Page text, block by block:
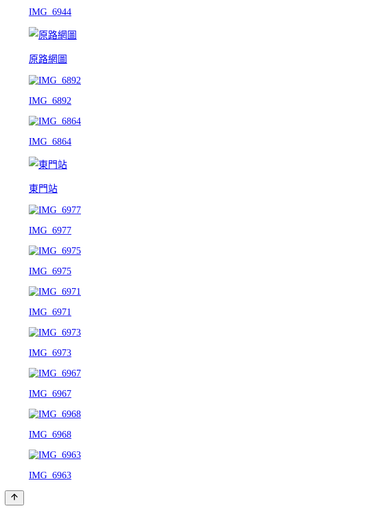
IMG_6944
原路網圖
IMG_6892
IMG_6864
東門站
IMG_6977
IMG_6975
IMG_6971
IMG_6973
IMG_6967
IMG_6968
IMG_6963